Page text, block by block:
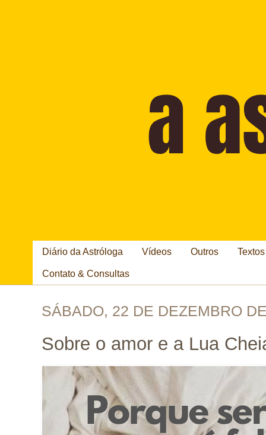
Diário da Astróloga Vídeos Outros
Contato & Consultas
SÁBADO, 22 DE DEZEMBRO
Sobre o amor e a Lua